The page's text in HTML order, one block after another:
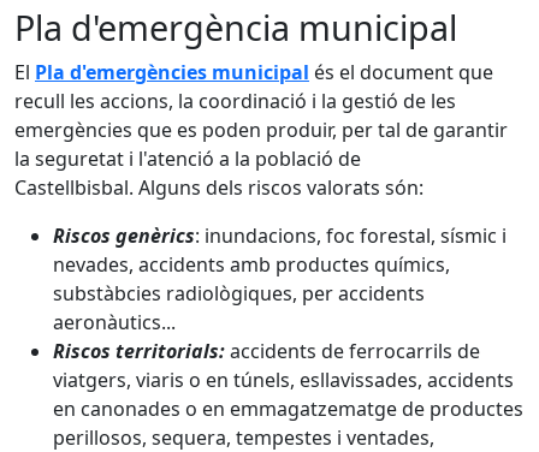
Pla d'emergència municipal
El Pla d'emergències municipal és el document que
recull les accions, la coordinació i la gestió de les
emergències que es poden produir, per tal de garantir
la seguretat i l'atenció a la població de
Castellbisbal. Alguns dels riscos valorats són:
Riscos genèrics: inundacions, foc forestal, sísmic i
nevades, accidents amb productes químics,
substàbcies radiològiques, per accidents
aeronàutics...
Riscos territorials:accidents de ferrocarrils de
viatgers, viaris o en túnels, esllavissades, accidents
en canonades o en emmagatzematge de productes
perillosos, sequera, tempestes i ventades,